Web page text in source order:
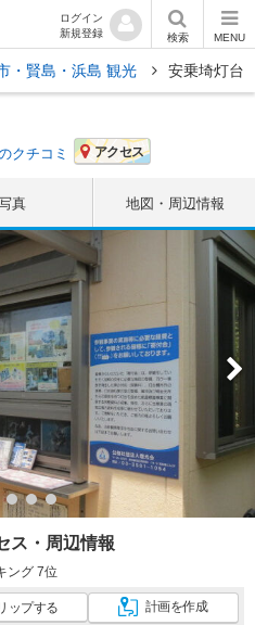
ログイン
新規登録
検索 MENU
・賢島・浜島 観光 安乗埼灯台
クチコミ アクセス
真 地図・周辺情報
ス・周辺情報
ング 7位
ップする 計画を作成